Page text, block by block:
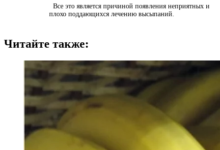
Все это является причиной появления неприятных и
плохо поддающихся лечению высыпаний.
Читайте также: